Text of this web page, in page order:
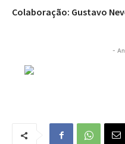
Colaboração: Gustavo
-